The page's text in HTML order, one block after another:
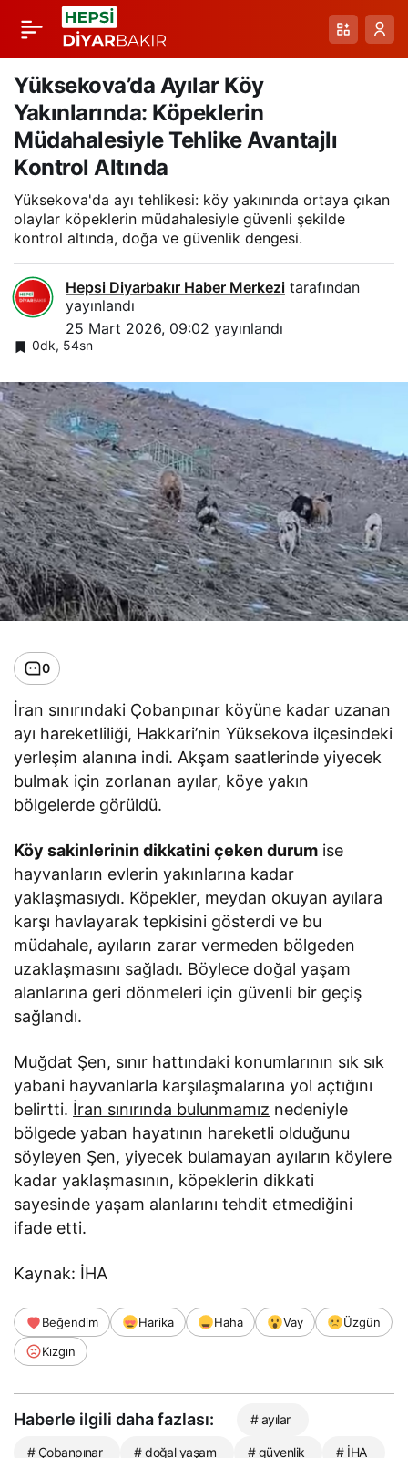
Yüksekova’da Ayılar Köy
Yakınlarında: Köpeklerin
Müdahalesiyle Tehlike Avantajlı
Kontrol Altında
Yüksekova'da ayı tehlikesi: köy yakınında ortaya çıkan
olaylar köpeklerin müdahalesiyle güvenli şekilde
kontrol altında, doğa ve güvenlik dengesi.
Hepsi Diyarbakır Haber Merkezi tarafından
yayınlandı
25 Mart 2026, 09:02 yayınlandı
0dk, 54sn
0
İran sınırındaki Çobanpınar köyüne kadar uzanan
ayı hareketliliği, Hakkari’nin Yüksekova ilçesindeki
yerleşim alanına indi. Akşam saatlerinde yiyecek
bulmak için zorlanan ayılar, köye yakın
bölgelerde görüldü.
Köy sakinlerinin dikkatini çeken durum ise
hayvanların evlerin yakınlarına kadar
yaklaşmasıydı. Köpekler, meydan okuyan ayılara
karşı havlayarak tepkisini gösterdi ve bu
müdahale, ayıların zarar vermeden bölgeden
uzaklaşmasını sağladı. Böylece doğal yaşam
alanlarına geri dönmeleri için güvenli bir geçiş
sağlandı.
Muğdat Şen, sınır hattındaki konumlarının sık sık
yabani hayvanlarla karşılaşmalarına yol açtığını
belirtti. İran sınırında bulunmamız nedeniyle
bölgede yaban hayatının hareketli olduğunu
söyleyen Şen, yiyecek bulamayan ayıların köylere
kadar yaklaşmasının, köpeklerin dikkati
sayesinde yaşam alanlarını tehdit etmediğini
ifade etti.
Kaynak: İHA
Beğendim Harika Haha Vay
Üzgün
Kızgın
Haberle ilgili daha fazlası: # ayılar
# Çobanpınar # doğal yaşam # güvenlik # İHA
Görüntülenen Ayılar:
Yiyecek Arayışını
Mahalle Çevresinde
Sürdürüyor
Paylaş